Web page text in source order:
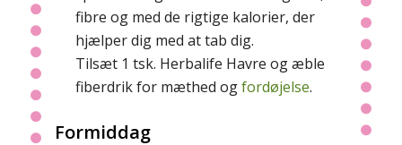
fibre og med de rigtige kalorier, der
hjælper dig med at tab dig.
Tilsæt 1 tsk. Herbalife Havre og æble
fiberdrik for mæthed ogfordøjelse.
Formiddag